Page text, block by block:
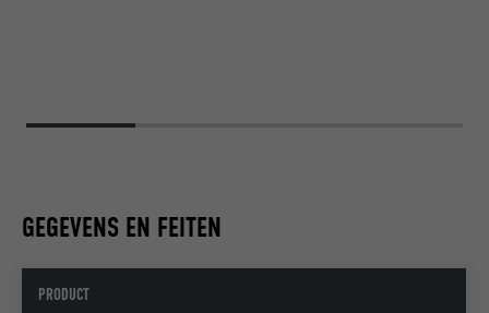
GEGEVENS EN FEITEN
PRODUCT